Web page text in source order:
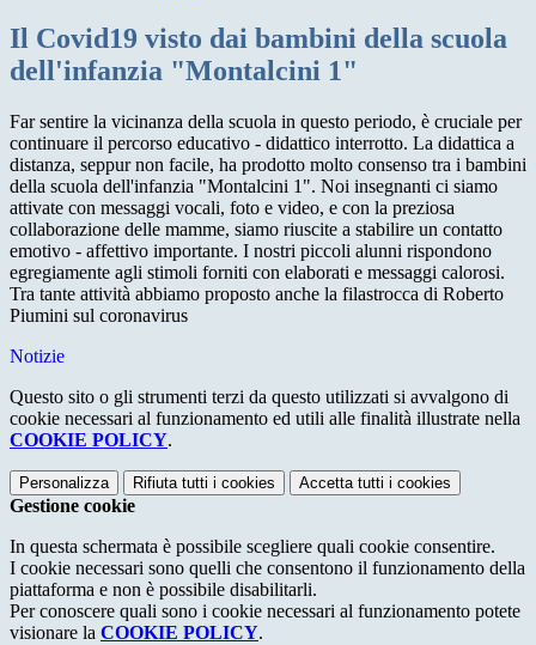
Il Covid19 visto dai bambini della scuola
dell'infanzia "Montalcini 1"
Far sentire la vicinanza della scuola in questo periodo, è cruciale per
continuare il percorso educativo - didattico interrotto. La didattica a
distanza, seppur non facile, ha prodotto molto consenso tra i bambini
della scuola dell'infanzia "Montalcini 1". Noi insegnanti ci siamo
attivate con messaggi vocali, foto e video, e con la preziosa
collaborazione delle mamme, siamo riuscite a stabilire un contatto
emotivo - affettivo importante. I nostri piccoli alunni rispondono
egregiamente agli stimoli forniti con elaborati e messaggi calorosi.
Tra tante attività abbiamo proposto anche la filastrocca di Roberto
Piumini sul coronavirus
Notizie
Questo sito o gli strumenti terzi da questo utilizzati si avvalgono di
cookie necessari al funzionamento ed utili alle finalità illustrate nella
COOKIE POLICY.
Personalizza Rifiuta tutti i cookies Accetta tutti i cookies
Gestione cookie
In questa schermata è possibile scegliere quali cookie consentire.
I cookie necessari sono quelli che consentono il funzionamento della
piattaforma e non è possibile disabilitarli.
Per conoscere quali sono i cookie necessari al funzionamento potete
visionare la COOKIE POLICY.